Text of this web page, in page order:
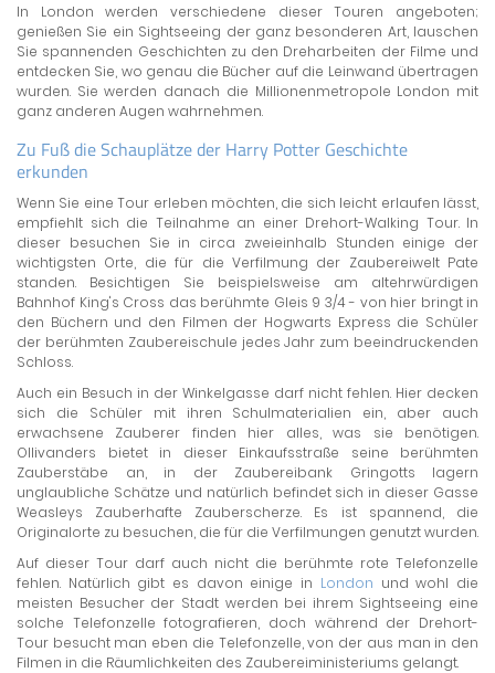
In London werden verschiedene dieser Touren angeboten;
genießen Sie ein Sightseeing der ganz besonderen Art, lauschen
Sie spannenden Geschichten zu den Dreharbeiten der Filme und
entdecken Sie, wo genau die Bücher auf die Leinwand übertragen
wurden. Sie werden danach die Millionenmetropole London mit
ganz anderen Augen wahrnehmen.
Zu Fuß die Schauplätze der Harry Potter Geschichte
erkunden
Wenn Sie eine Tour erleben möchten, die sich leicht erlaufen lässt,
empfiehlt sich die Teilnahme an einer Drehort-Walking Tour. In
dieser besuchen Sie in circa zweieinhalb Stunden einige der
wichtigsten Orte, die für die Verfilmung der Zaubereiwelt Pate
standen. Besichtigen Sie beispielsweise am altehrwürdigen
Bahnhof King's Cross das berühmte Gleis 9 3/4 - von hier bringt in
den Büchern und den Filmen der Hogwarts Express die Schüler
der berühmten Zaubereischule jedes Jahr zum beeindruckenden
Schloss.
Auch ein Besuch in der Winkelgasse darf nicht fehlen. Hier decken
sich die Schüler mit ihren Schulmaterialien ein, aber auch
erwachsene Zauberer finden hier alles, was sie benötigen.
Ollivanders bietet in dieser Einkaufsstraße seine berühmten
Zauberstäbe an, in der Zaubereibank Gringotts lagern
unglaubliche Schätze und natürlich befindet sich in dieser Gasse
Weasleys Zauberhafte Zauberscherze. Es ist spannend, die
Originalorte zu besuchen, die für die Verfilmungen genutzt wurden.
Auf dieser Tour darf auch nicht die berühmte rote Telefonzelle
fehlen. Natürlich gibt es davon einige in London und wohl die
meisten Besucher der Stadt werden bei ihrem Sightseeing eine
solche Telefonzelle fotografieren, doch während der Drehort-
Tour besucht man eben die Telefonzelle, von der aus man in den
Filmen in die Räumlichkeiten des Zaubereiministeriums gelangt.